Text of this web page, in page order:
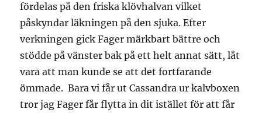
fördelas på den friska klövhalvan vilket
påskyndar läkningen på den sjuka. Efter
verkningen gick Fager märkbart bättre och
stödde på vänster bak på ett helt annat sätt, låt
vara att man kunde se att det fortfarande
ömmade. Bara vi får ut Cassandra ur kalvboxen
tror jag Fager får flytta in dit istället för att får